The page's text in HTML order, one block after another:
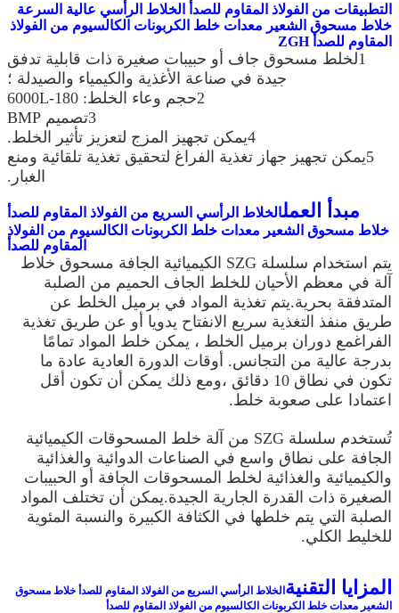
التطبيقات من الفولاذ المقاوم للصدأ الخلاط الرأسي عالية السرعة
خلاط مسحوق الشعير معدات خلط الكربونات الكالسيوم من الفولاذ
المقاوم للصدأ ZGH
1لخلط مسحوق جاف أو حبيبات صغيرة ذات قابلية تدفق
جيدة في صناعة الأغذية والكيمياء والصيدلة ؛
2حجم وعاء الخلط: 180-6000L
3تصميم BMP
4يمكن تجهيز المزج لتعزيز تأثير الخلط.
5يمكن تجهيز جهاز تغذية الفراغ لتحقيق تغذية تلقائية ومنع
الغبار.
مبدأ العملالخلاط الرأسي السريع من الفولاذ المقاوم للصدأ
خلاط مسحوق الشعير معدات خلط الكربونات الكالسيوم من الفولاذ
المقاوم للصدأ
يتم استخدام سلسلة SZG الكيميائية الجافة مسحوق خلاط
آلة في معظم الأحيان للخلط الجاف الحميم من الصلبة
المتدفقة بحرية.يتم تغذية المواد في برميل الخلط عن
طريق منفذ التغذية سريع الانفتاح يدويا أو عن طريق تغذية
الفراغمع دوران برميل الخلط ، يمكن خلط المواد تمامًا
بدرجة عالية من التجانس. أوقات الدورة العادية عادة ما
تكون في نطاق 10 دقائق ،ومع ذلك يمكن أن تكون أقل
اعتمادا على صعوبة خلط.
تُستخدم سلسلة SZG من آلة خلط المسحوقات الكيميائية
الجافة على نطاق واسع في الصناعات الدوائية والغذائية
والكيميائية والغذائية لخلط المسحوقات الجافة أو الحبيبات
الصغيرة ذات القدرة الجارية الجيدة.يمكن أن تختلف المواد
الصلبة التي يتم خلطها في الكثافة الكبيرة والنسبة المئوية
للخليط الكلي.
المزايا التقنيةالخلاط الرأسي السريع من الفولاذ المقاوم للصدأ خلاط مسحوق
الشعير معدات خلط الكربونات الكالسيوم من الفولاذ المقاوم للصدأ